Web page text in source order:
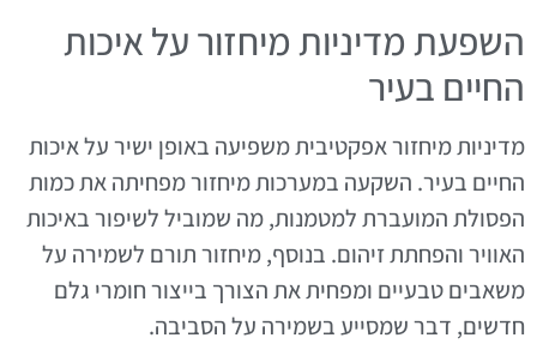
השפעת מדיניות מיחזור על איכות
החיים בעיר
מדיניות מיחזור אפקטיבית משפיעה באופן ישיר על איכות
החיים בעיר. השקעה במערכות מיחזור מפחיתה את כמות
הפסולת המועברת למטמנות, מה שמוביל לשיפור באיכות
האוויר והפחתת זיהום. בנוסף, מיחזור תורם לשמירה על
משאבים טבעיים ומפחית את הצורך בייצור חומרי גלם
חדשים, דבר שמסייע בשמירה על הסביבה.